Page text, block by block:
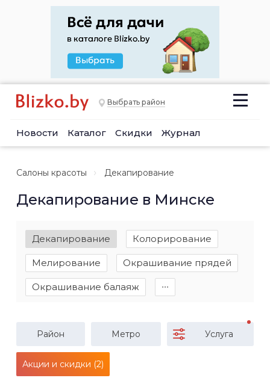
Выбрать район
Новости Каталог Скидки Журнал
Салоны красоты Декапирование
Декапирование в Минске
Декапирование Колорирование
Мелирование Окрашивание прядей
Окрашивание балаяж ∙∙∙
Район Метро Услуга
Акции и скидки (2)